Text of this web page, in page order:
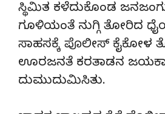
ಸ್ಥಿಮಿತ ಕಳೆದುಕೊಂಡ
ಗೂಳಿಯಂತೆ ನುಗ್ಗಿ ತೋರಿದ
ಸಾಹಸಕ್ಕೆ ಪೊಲೀಸ್ ಕೈಕೋಳ
ಊರಜನತೆ ಕರತಾಡನ
ದುಮುದುಮಿಸಿತು.